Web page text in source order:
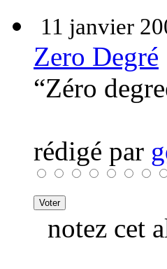
11 janvier
Zero Degré
“Zéro
rédigé par
notez cet